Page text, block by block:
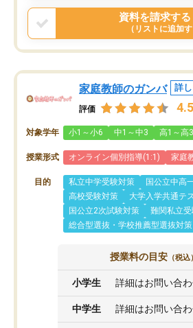
資料を請求する
（リストに追加す
家庭教師のガンバ 詳
評価 4.5
対象学年 小1～小6 中1～中3 高1～高3
授業形式 オンライン個別指導(1:1) 家庭
目的 私立中学受験対策
国公立中高
高校受験対策
大学入学共通テ
国公立2次試験対策
難関私立
総合型選抜・学校推薦型選抜対策
授業料の目安 （税込）
小学生 詳細はお問い合
中学生 詳細はお問い合